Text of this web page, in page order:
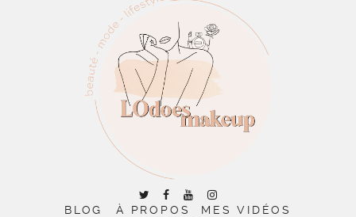
BLOG À PROPOS
MES VIDÉOS